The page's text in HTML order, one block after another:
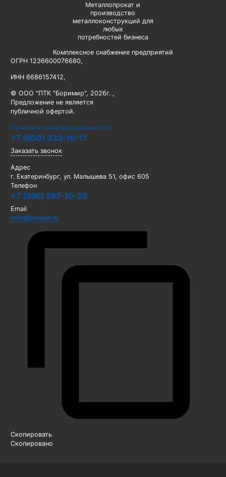
Металлопрокат и
производство
металлоконструкций для
любых
потребностей бизнеса
Комплексное снабжение предприятий
ОГРН 1236600076680,
ИНН 6686157412,
© ООО "ПТК "Боримир", 2026г. ,
Предложение не является
публичной офертой.
Политика конфиденциальности
+7 (800) 333-10-17
Заказать звонок
Адрес
г. Екатеринбург, ул. Малышева 51, офис 605
Телефон
+7 (996) 597-10-29
Email
info@borimir.ru
Скопировать
Скопировано